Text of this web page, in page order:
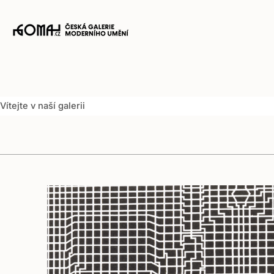
missing:
Vítejte v naší galerii